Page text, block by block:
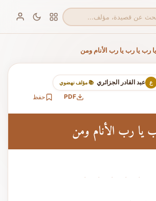
يا رب يا رب يا رب الأنام ومن
ع عبد القادر الجزائري 📚 مؤلف نهضوي
PDF حفظ
يا رب الأنام ومن
· · · · ·